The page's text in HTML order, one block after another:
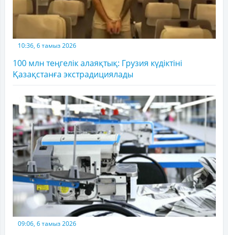
10:36, 6 тамыз 2026
100 млн теңгелік алаяқтық: Грузия күдіктіні
Қазақстанға экстрадициялады
09:06, 6 тамыз 2026